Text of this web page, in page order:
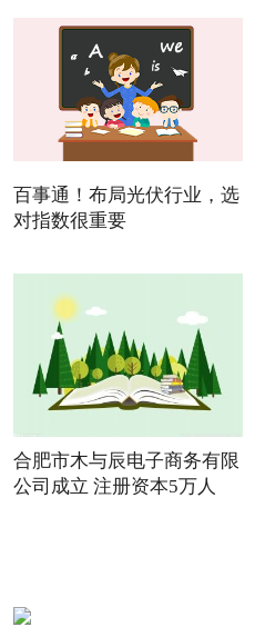
百事通！布局光伏行业，选
对指数很重要
合肥市木与辰电子商务有限
公司成立 注册资本5万人